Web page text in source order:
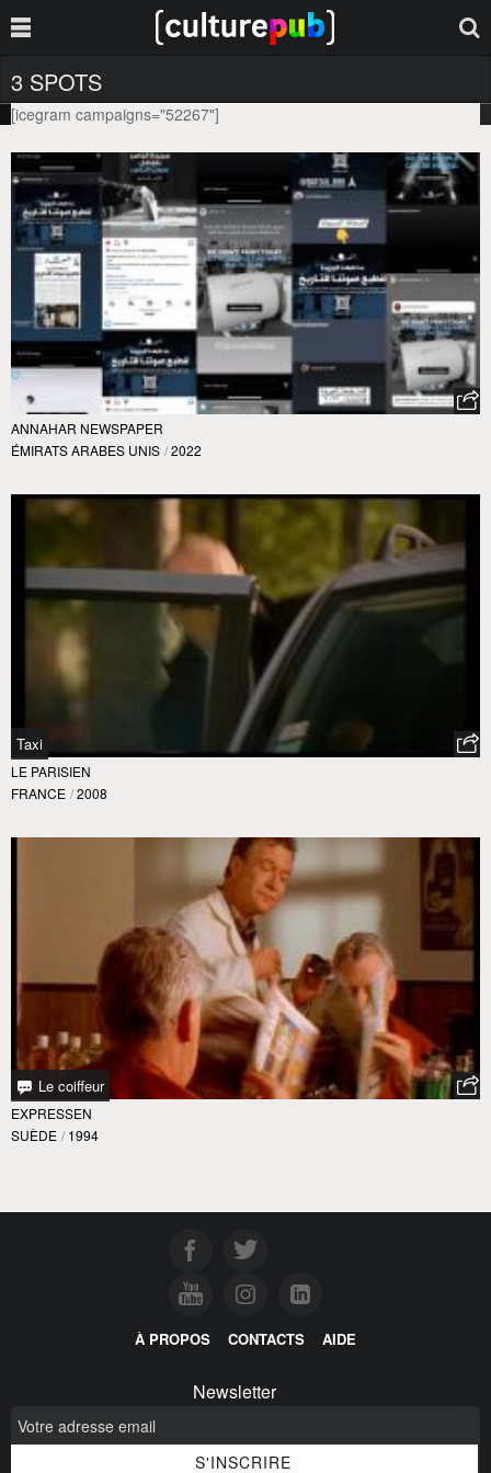
3 SPOTS
[icegram campaigns="52267"]
ANNAHAR NEWSPAPER
ÉMIRATS ARABES UNIS / 2022
Taxi
LE PARISIEN
FRANCE / 2008
Le coiffeur
EXPRESSEN
SUÈDE / 1994
À PROPOS CONTACTS AIDE
Newsletter